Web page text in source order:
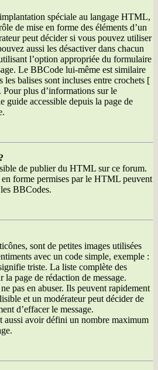
spéciale au langage HTML,
de mise en forme des éléments d’un
peut décider si vous pouvez utiliser
aussi les désactiver dans chacun
l’option appropriée du formulaire
Le BBCode lui-même est similaire
balises sont incluses entre crochets [
plus d’informations sur le
guide accessible depuis la page de
de publier du HTML sur ce forum.
forme permises par le HTML peuvent
BBCodes.
sont de petites images utilisées
avec un code simple, exemple :
triste. La liste complète des
la page de rédaction de message.
pas en abuser. Ils peuvent rapidement
et un modérateur peut décider de
d’effacer le message.
aussi avoir défini un nombre maximum